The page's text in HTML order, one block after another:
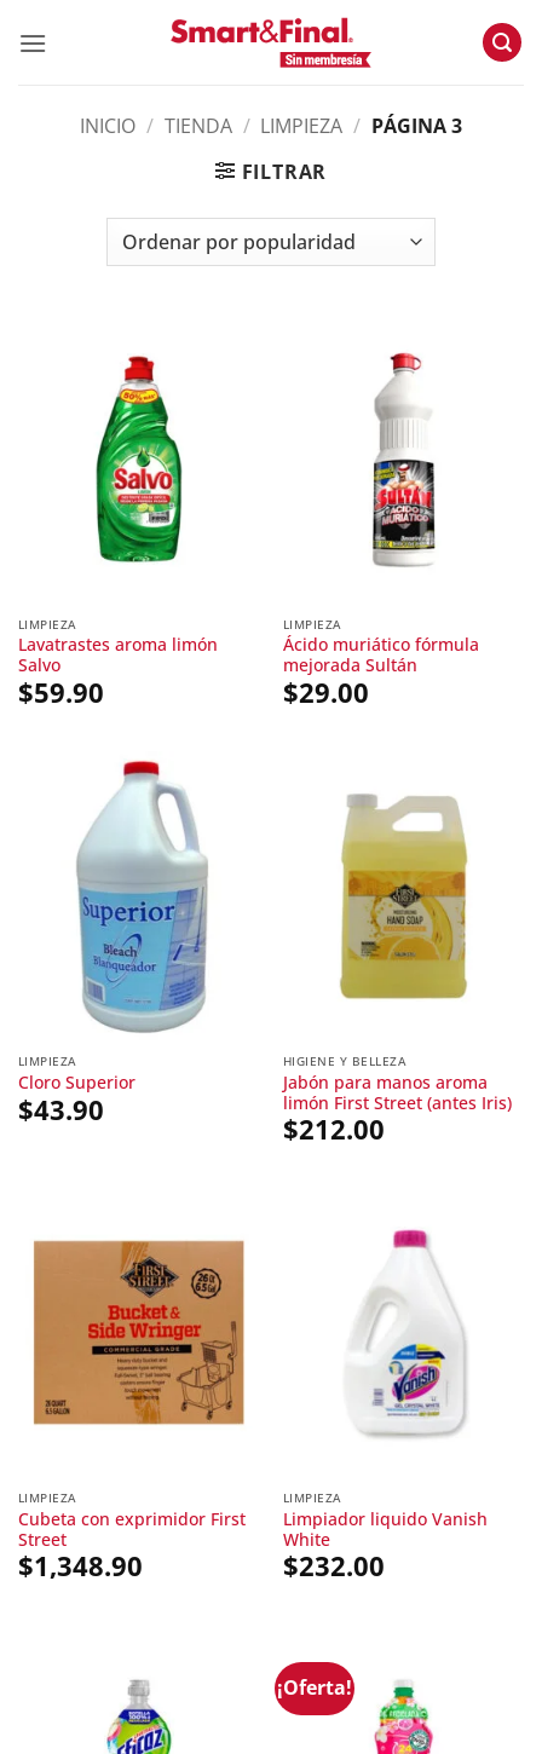
INICIO / TIENDA / LIMPIEZA / PÁGINA 3
FILTRAR
LIMPIEZA
Lavatrastes aroma limón
Salvo
$59.90
LIMPIEZA
Ácido muriático fórmula
mejorada Sultán
$29.00
LIMPIEZA
Cloro Superior
$43.90
HIGIENE Y BELLEZA
Jabón para manos aroma
limón First Street (antes Iris)
$212.00
LIMPIEZA
Cubeta con exprimidor First
Street
$1,348.90
LIMPIEZA
Limpiador liquido Vanish
White
$232.00
¡Oferta!